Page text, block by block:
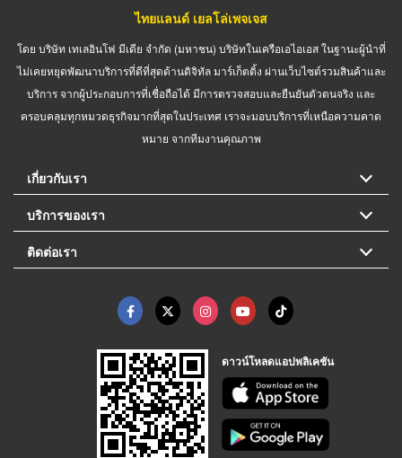
ไทยแลนด์ เยลโล่เพจเจส
โดย บริษัท เทเลอินโฟ มีเดีย จำกัด (มหาชน) บริษัทในเครือเอไอเอส ในฐานะผู้นำที่
ไม่เคยหยุดพัฒนาบริการที่ดีที่สุดด้านดิจิทัล มาร์เก็ตติ้ง ผ่านเว็บไซต์รวมสินค้าและ
บริการ จากผู้ประกอบการที่เชื่อถือได้ มีการตรวจสอบและยืนยันตัวตนจริง และ
ครอบคลุมทุกหมวดธุรกิจมากที่สุดในประเทศ เราจะมอบบริการที่เหนือความคาด
หมาย จากทีมงานคุณภาพ
เกี่ยวกับเรา
บริการของเรา
ติดต่อเรา
ดาวน์โหลดแอปพลิเคชัน